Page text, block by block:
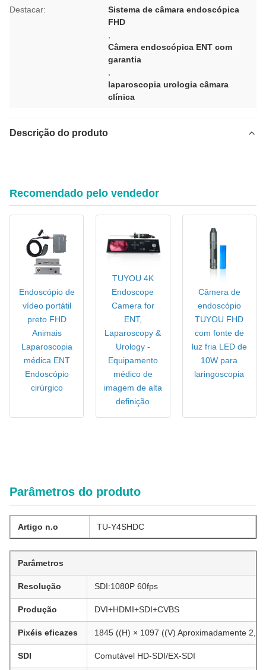
Destacar:
Sistema de câmara endoscópica
FHD
Câmera endoscópica ENT com
garantia
laparoscopia urologia câmara
clínica
Descrição do produto
Recomendado pelo vendedor
Endoscópio de
vídeo portátil
preto FHD
Animais
Laparoscopia
médica ENT
Endoscópio
cirúrgico
TUYOU 4K
Endoscope
Camera for
ENT,
Laparoscopy &
Urology -
Equipamento
médico de
imagem de alta
definição
Câmera de
endoscópio
TUYOU FHD
com fonte de
luz fria LED de
10W para
laringoscopia
Parâmetros do produto
Artigo n.o TU-Y4SHDC
Parâmetros
Resolução SDI:1080P 60fps
Produção DVI+HDMI+SDI+CVBS
Pixéis eficazes 1845 ((H) × 1097 ((V) Aproximadamente
SDI Comutável HD-SDI/EX-SDI